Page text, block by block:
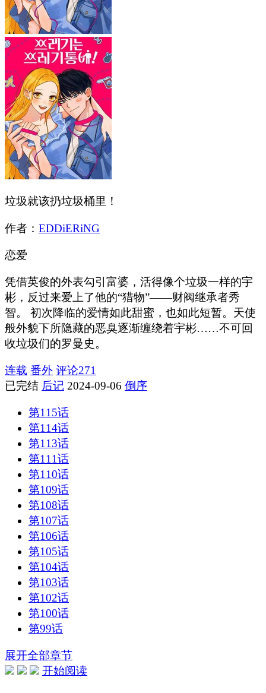
垃圾就该扔垃圾桶里！
作者： EDDiERiNG
恋爱
凭借英俊的外表勾引富婆，活得像个垃圾一样的宇
彬，反过来爱上了他的“猎物”——财阀继承者秀
智。 初次降临的爱情如此甜蜜，也如此短暂。天使
般外貌下所隐藏的恶臭逐渐缠绕着宇彬……不可回
收垃圾们的罗曼史。
连载 番外 评论271
已完结 后记 2024-09-06 倒序
第115话
第114话
第113话
第111话
第110话
第109话
第108话
第107话
第106话
第105话
第104话
第103话
第102话
第100话
第99话
展开全部章节
开始阅读